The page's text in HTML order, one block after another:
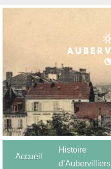
Accueil
Histoire
d’Aubervilliers